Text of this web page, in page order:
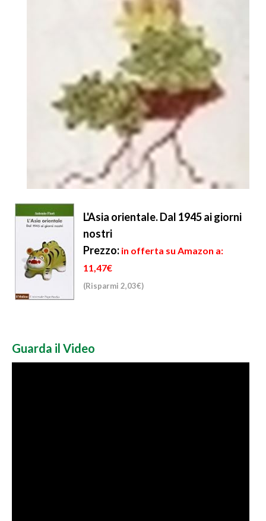
L'Asia orientale. Dal 1945 ai giorni
nostri
Prezzo: in offerta su Amazon a:
11,47€
(Risparmi 2,03€)
Guarda il Video